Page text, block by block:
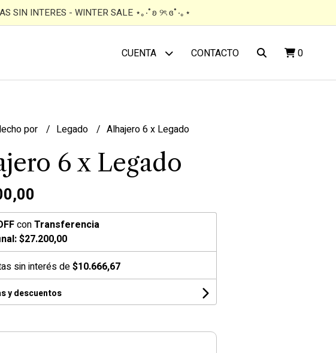
SIN INTERES - WINTER SALE ⋆｡‧˚ʚ ୨ৎ ɞ˚‧｡⋆
CUENTA CONTACTO 0
por Legado Alhajero 6 x Legado
6 x Legado
conTransferencia
$27.200,00
sin interés de$10.666,67
y descuentos